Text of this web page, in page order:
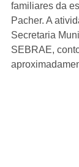
familiares da
Pacher. A
Secretaria
SEBRAE,